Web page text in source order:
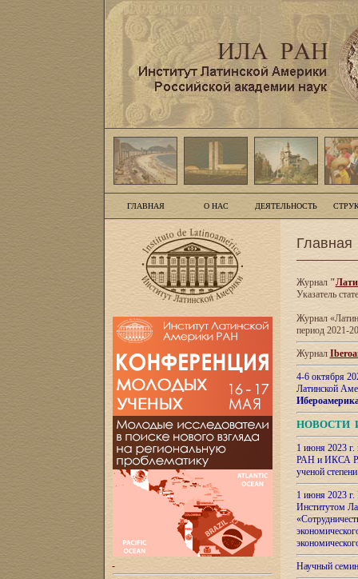
ГЛАВНАЯ О НАС ДЕЯТЕЛЬНОСТЬ
Главная
Журнал"
Указатель
Журнал
период 2021-
Журнал
4-6 октября
Латинской
НОВОСТИ
1 июня 2023
РАН и ИКСА
ученой
1 июня 2023
Институтом
Научный